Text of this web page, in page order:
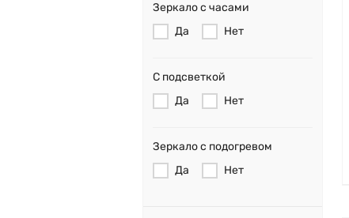
Зеркало с часами
Да
Нет
С подсветкой
Да
Нет
Зеркало с подогревом
Да
Нет